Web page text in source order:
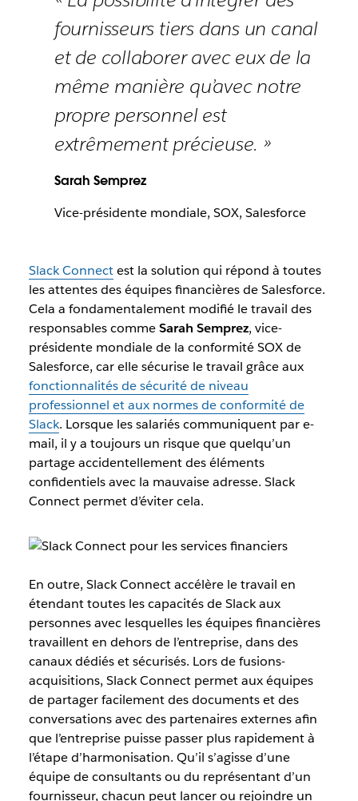
fournisseurs tiers dans un canal
et de collaborer avec eux de la
même manière qu’avec notre
propre personnel est
extrêmement précieuse. »
Sarah Semprez
Vice-présidente mondiale, SOX, Salesforce
Slack Connectest la solution qui répond à toutes
les attentes des équipes financières de Salesforce.
Cela a fondamentalement modifié le travail des
responsables commeSarah Semprez, vice-
présidente mondiale de la conformité SOX de
Salesforce, car elle sécurise le travail grâce aux
fonctionnalités de sécurité de niveau
professionnel et aux normes de conformité de
Slack. Lorsque les salariés communiquent par e-
mail, il y a toujours un risque que quelqu’un
partage accidentellement des éléments
confidentiels avec la mauvaise adresse. Slack
Connect permet d’éviter cela.
En outre, Slack Connect accélère le travail en
étendant toutes les capacités de Slack aux
personnes avec lesquelles les équipes financières
travaillent en dehors de l’entreprise, dans des
canaux dédiés et sécurisés. Lors de fusions-
acquisitions, Slack Connect permet aux équipes
de partager facilement des documents et des
conversations avec des partenaires externes afin
que l’entreprise puisse passer plus rapidement à
l’étape d’harmonisation. Qu’il s’agisse d’une
équipe de consultants ou du représentant d’un
fournisseur, chacun peut lancer ou rejoindre un